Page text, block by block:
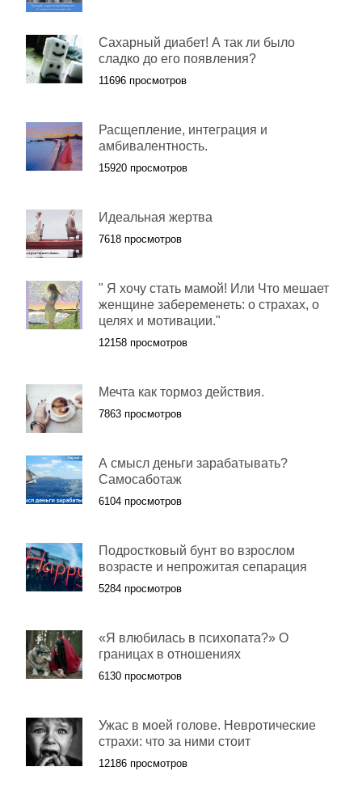
Сахарный диабет! А так ли было
сладко до его появления?
11696 просмотров
Расщепление, интеграция и
амбивалентность.
15920 просмотров
Идеальная жертва
7618 просмотров
" Я хочу стать мамой! Или Что мешает
женщине забеременеть: о страхах, о
целях и мотивации."
12158 просмотров
Мечта как тормоз действия.
7863 просмотров
А смысл деньги зарабатывать?
Самосаботаж
6104 просмотров
Подростковый бунт во взрослом
возрасте и непрожитая сепарация
5284 просмотров
«Я влюбилась в психопата?» О
границах в отношениях
6130 просмотров
Ужас в моей голове. Невротические
страхи: что за ними стоит
12186 просмотров